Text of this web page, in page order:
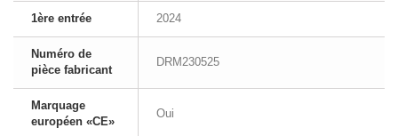
1ère entrée 2024
Numéro de
pièce fabricant
DRM230525
Marquage
européen «CE»
Oui